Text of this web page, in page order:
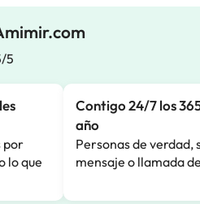
5
por
lo que
Contigo 24/7 los
año
Personas de verdad,
mensaje o llamada